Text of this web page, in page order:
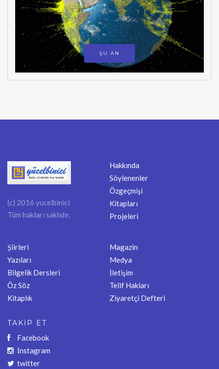
ŞU AN
(c) 2016 yucelbinici
Tüm hakları saklıdır.
Hakkında
Söylenenler
Özgeçmişi
Kitapları
Projeleri
Şiirleri
Yazıları
Bilgelik Dersleri
Öz Söz
Kitaplık
Magazin
Medya
İletişim
Telif Hakları
Ziyaretçi Defteri
TAKİP ET
Facebook
İnstagram
twitter